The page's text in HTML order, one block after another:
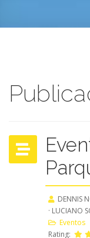
DENNIS
· LUCIANO
Eventos
Rating: